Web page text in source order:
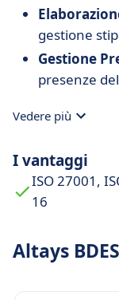
gestione
Gestione
presenze
Vedere più
I vantaggi
ISO 27001,
16
Altays